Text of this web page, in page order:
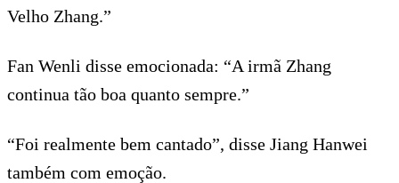
Velho Zhang.”
Fan Wenli disse emocionada: “A irmã Zhang
continua tão boa quanto sempre.”
“Foi realmente bem cantado”, disse Jiang Hanwei
também com emoção.